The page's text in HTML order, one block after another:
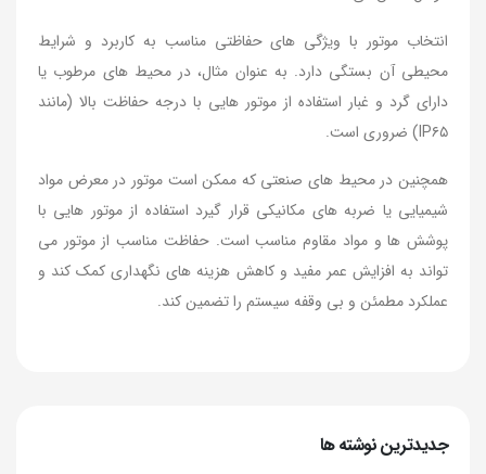
انتخاب موتور با ویژگی های حفاظتی مناسب به کاربرد و شرایط
محیطی آن بستگی دارد. به عنوان مثال، در محیط های مرطوب یا
دارای گرد و غبار استفاده از موتور هایی با درجه حفاظت بالا (مانند
IP۶۵) ضروری است.
همچنین در محیط های صنعتی که ممکن است موتور در معرض مواد
شیمیایی یا ضربه های مکانیکی قرار گیرد استفاده از موتور هایی با
پوشش ها و مواد مقاوم مناسب است. حفاظت مناسب از موتور می
تواند به افزایش عمر مفید و کاهش هزینه های نگهداری کمک کند و
عملکرد مطمئن و بی وقفه سیستم را تضمین کند.
جدیدترین نوشته ها